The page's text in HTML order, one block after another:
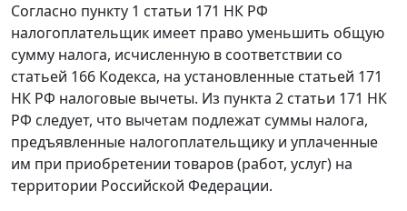
Согласно пункту 1 статьи 171 НК РФ
налогоплательщик имеет право уменьшить общую
сумму налога, исчисленную в соответствии со
статьей 166 Кодекса, на установленные статьей 171
НК РФ налоговые вычеты. Из пункта 2 статьи 171 НК
РФ следует, что вычетам подлежат суммы налога,
предъявленные налогоплательщику и уплаченные
им при приобретении товаров (работ, услуг) на
территории Российской Федерации.